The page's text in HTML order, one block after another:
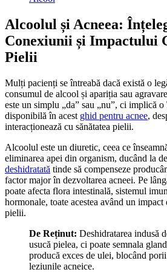
Alcoolul și Acneea:
Conexiunii și Impactului
Pielii
Mulți pacienți se întreabă dacă există o
consumul de alcool și apariția sau
este un simplu „da” sau „nu”, ci implică
disponibilă în acest ghid pentru acnee,
interacționează cu sănătatea pielii.
Alcoolul este un diuretic, ceea ce
eliminarea apei din organism, ducând la
deshidratată tinde să compenseze
factor major în dezvoltarea acneei. Pe
poate afecta flora intestinală, sistemul
hormonale, toate acestea având un impact
pielii.
De Reținut: Deshidratarea indusă
usucă pielea, ci poate semnala
producă exces de ulei, blocând
leziunile acneice.